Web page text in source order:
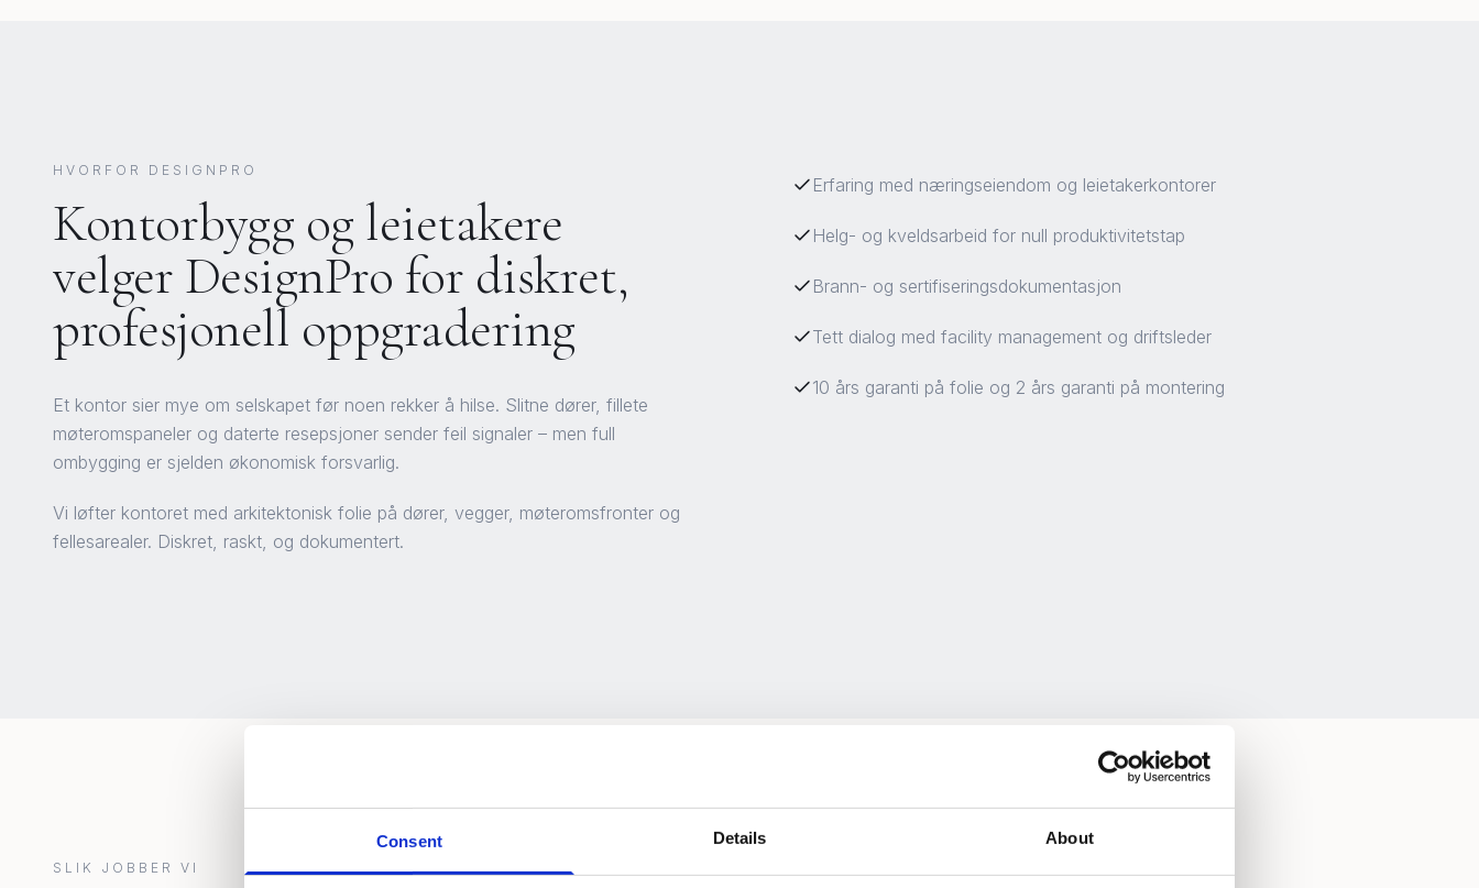
Consent Details About
HVORFOR DESIGNPRO
Kontorbygg og leietakere
velger DesignPro for diskret,
profesjonell oppgradering
Et kontor sier mye om selskapet før noen rekker å hilse. Slitne dører, fillete
møteromspaneler og daterte resepsjoner sender feil signaler – men full
ombygging er sjelden økonomisk forsvarlig.
Vi løfter kontoret med arkitektonisk folie på dører, vegger, møteromsfronter og
fellesarealer. Diskret, raskt, og dokumentert.
Erfaring med næringseiendom og leietakerkontorer
Helg- og kveldsarbeid for null produktivitetstap
Brann- og sertifiseringsdokumentasjon
Tett dialog med facility management og driftsleder
10 års garanti på folie og 2 års garanti på montering
SLIK JOBBER VI